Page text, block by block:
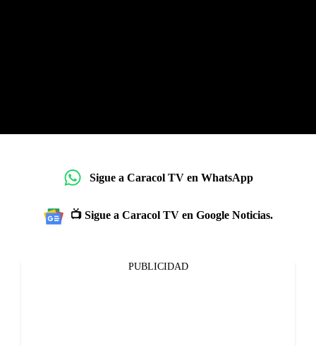
Sigue a Caracol TV en WhatsApp
📺 Sigue a Caracol TV en Google Noticias.
PUBLICIDAD